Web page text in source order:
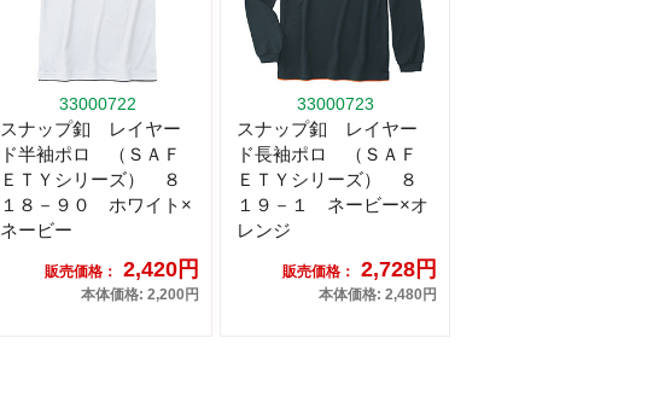
33000722
スナップ釦 レイヤー
ド半袖ポロ （ＳＡＦ
ＥＴＹシリーズ） ８
１８－９０ ホワイト×
ネービー
販売価格： 2,420円
本体価格: 2,200円
33000723
スナップ釦 レイヤー
ド長袖ポロ （ＳＡＦ
ＥＴＹシリーズ） ８
１９－１ ネービー×オ
レンジ
販売価格： 2,728円
本体価格: 2,480円